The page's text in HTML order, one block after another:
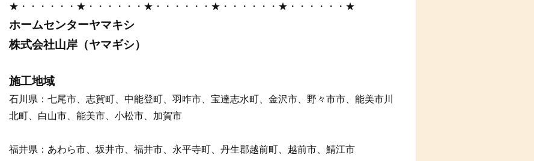
★・・・・・・★・・・・・・★・・・・・・★・・・・・・★・・・・・・★
ホームセンターヤマキシ
株式会社山岸（ヤマギシ）
施工地域
石川県：七尾市、志賀町、中能登町、羽咋市、宝達志水町、金沢市、野々市市、能美市川
北町、白山市、能美市、小松市、加賀市
福井県：あわら市、坂井市、福井市、永平寺町、丹生郡越前町、越前市、鯖江市